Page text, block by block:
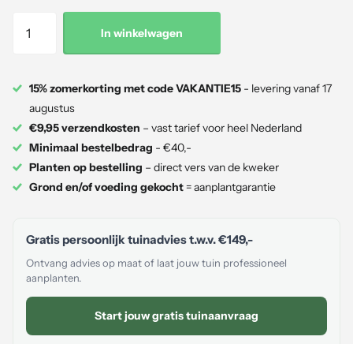
In winkelwagen
15% zomerkorting met code VAKANTIE15 - levering vanaf 17
augustus
€9,95 verzendkosten – vast tarief voor heel Nederland
Minimaal bestelbedrag - €40,-
Planten op bestelling – direct vers van de kweker
Grond en/of voeding gekocht= aanplantgarantie
Gratis persoonlijk tuinadvies t.w.v.€149,-
Ontvang advies op maat of laat jouw tuin professioneel
aanplanten.
Start jouw gratis tuinaanvraag